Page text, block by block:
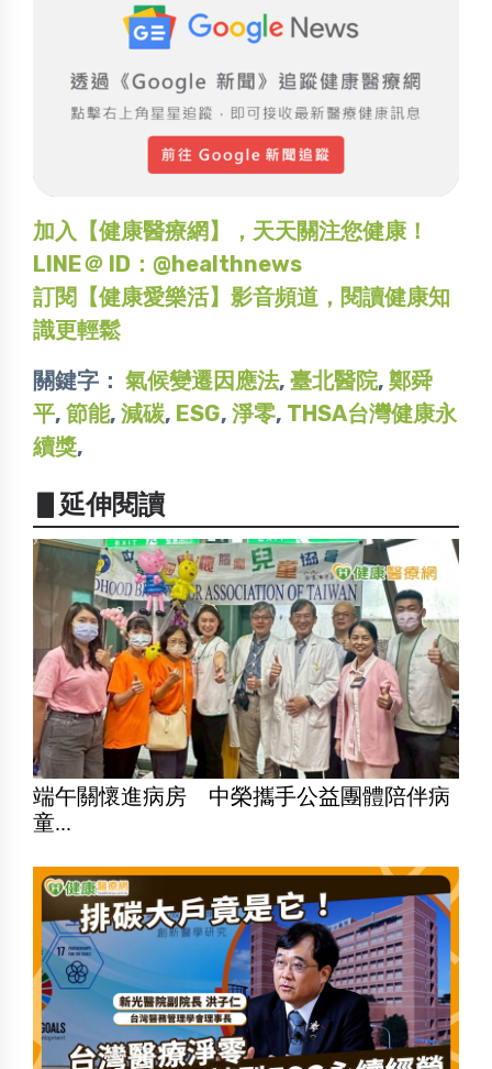
加入【健康醫療網】，天天關注您健康！
LINE＠ ID：@healthnews
訂閱【健康愛樂活】影音頻道，閱讀健康知
識更輕鬆
關鍵字： 氣候變遷因應法, 臺北醫院, 鄭舜
平, 節能, 減碳, ESG, 淨零, THSA台灣健康永
續獎,
▋延伸閱讀
端午關懷進病房 中榮攜手公益團體陪伴病
童...